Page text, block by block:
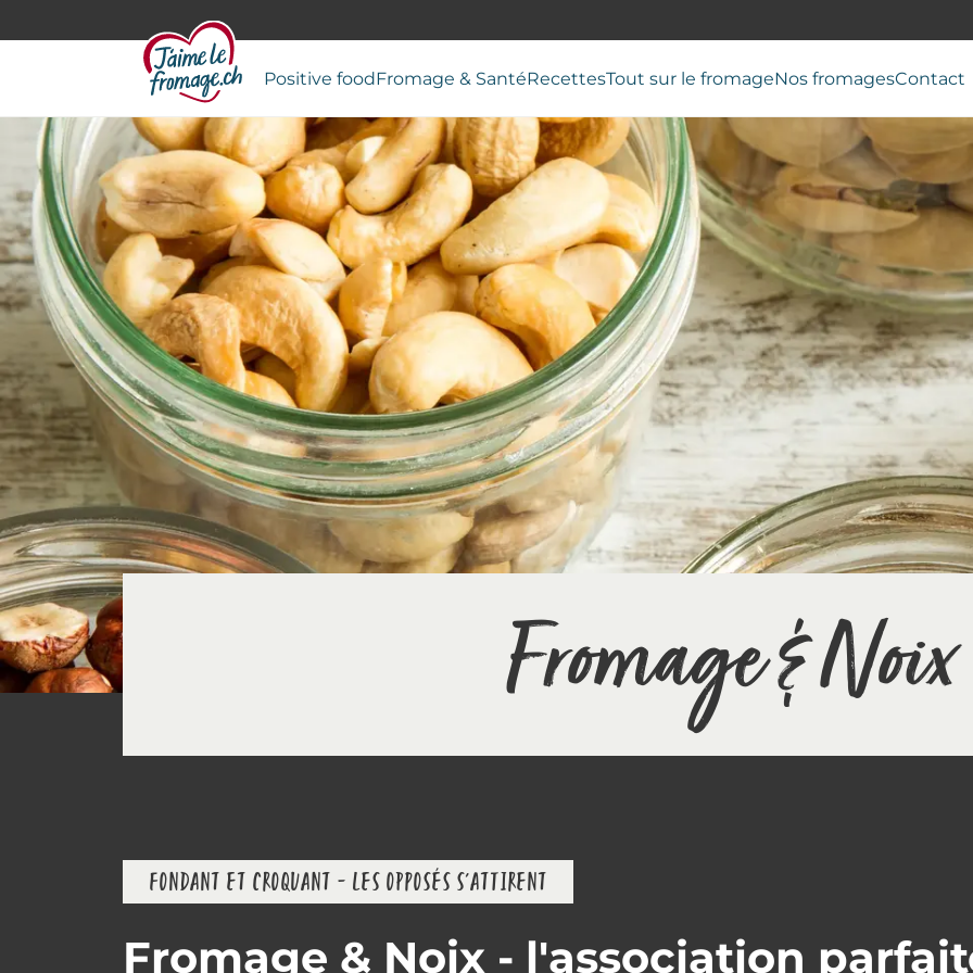
Positive foodFromage & SantéRecettesTout sur le fromageNos fromagesContact
Fromage & Noix
FONDANT ET CROQUANT – LES OPPOSÉS S'ATTIRENT
Fromage & Noix - l'association